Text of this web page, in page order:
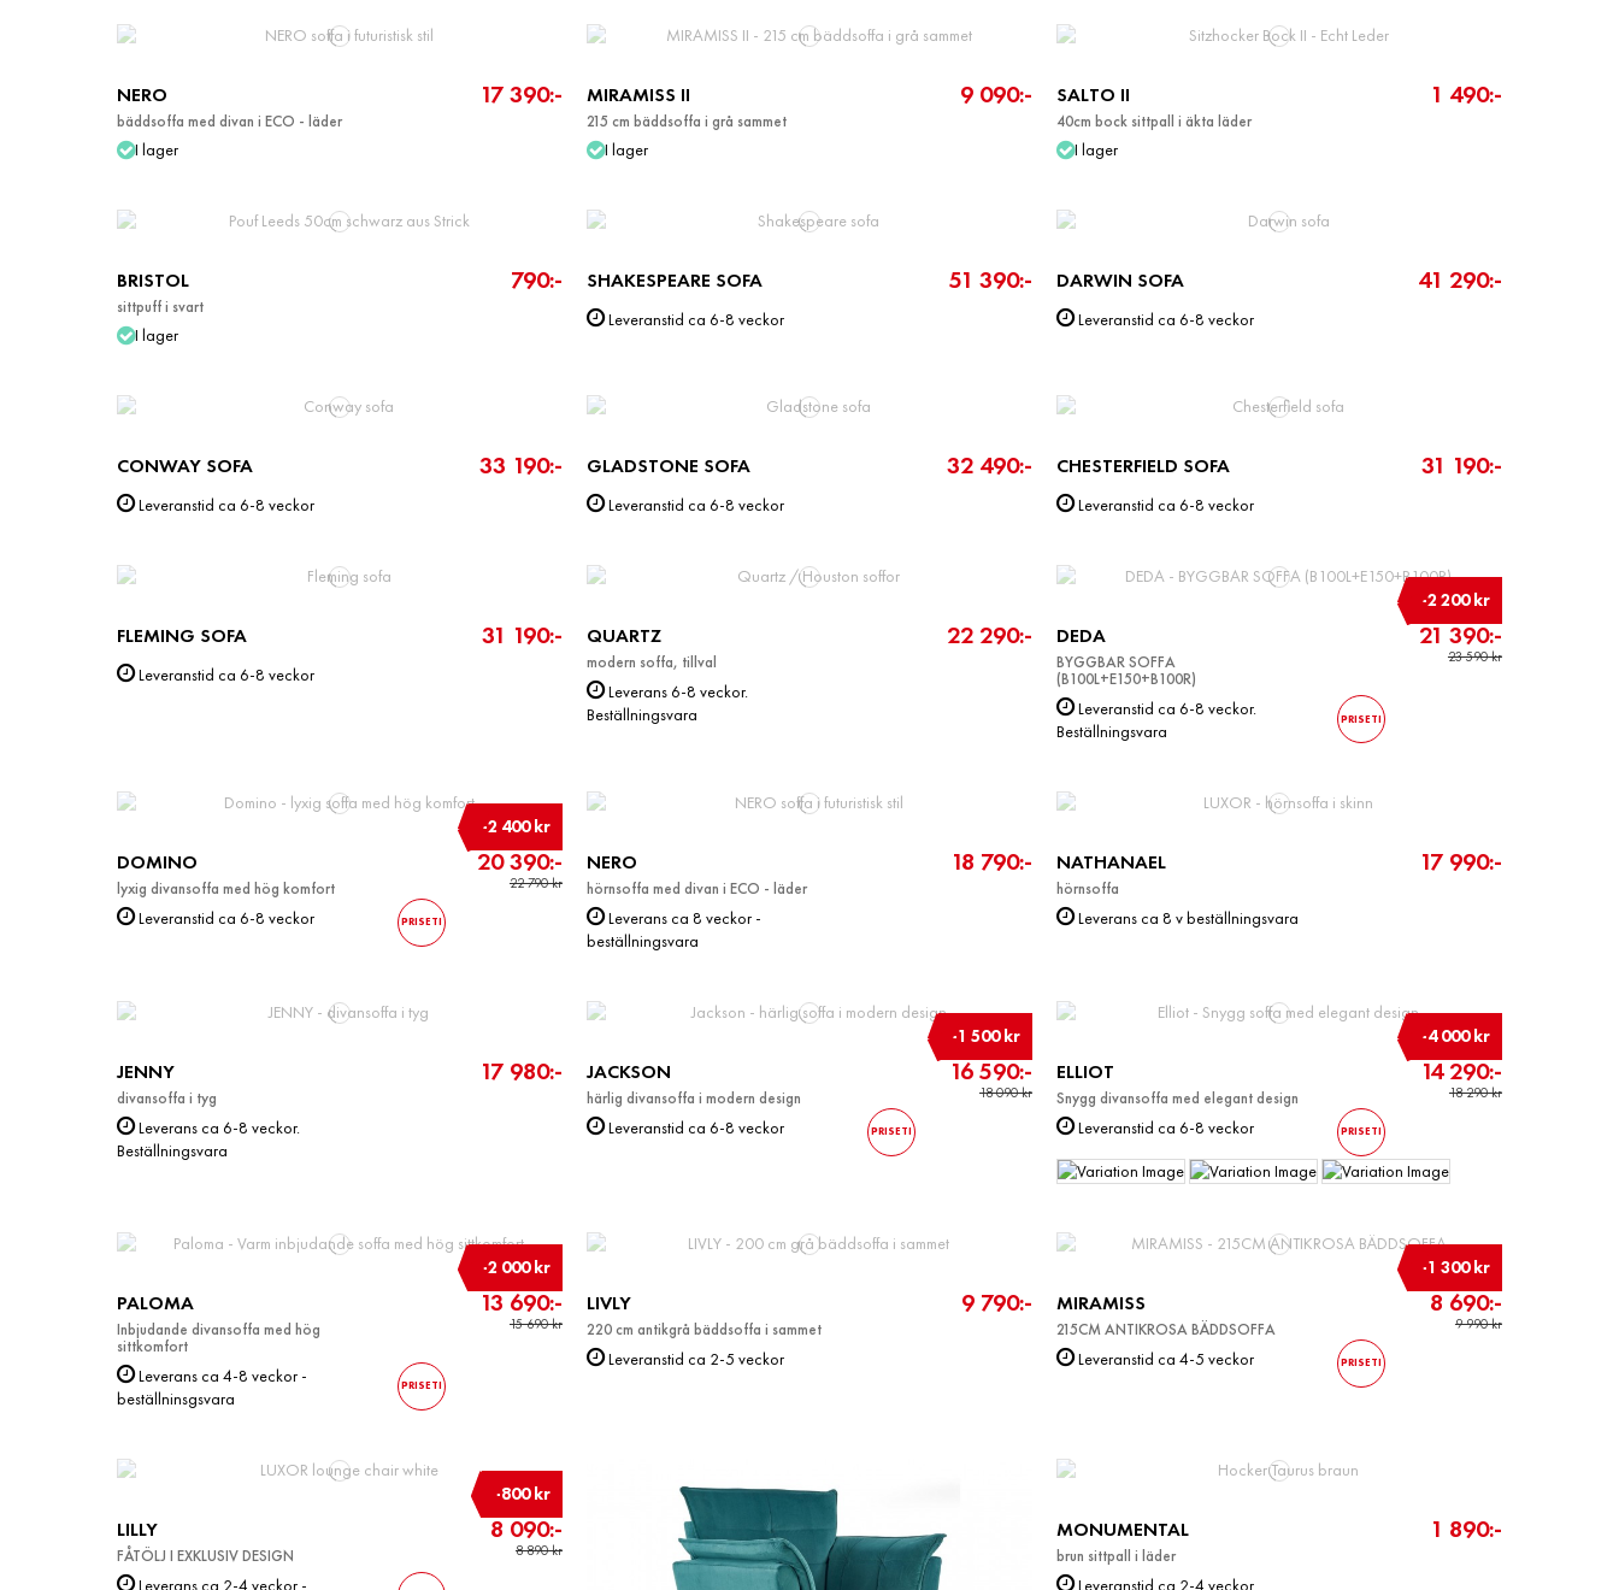
NERO
bäddsoffa med divan i ECO - läder
I lager
17 390:- MIRAMISS II
215 cm bäddsoffa i grå sammet
I lager
9 090:- SALTO II
40cm bock sittpall i äkta läder
I lager
1 490:-
BRISTOL
sittpuff i svart
I lager
790:- SHAKESPEARE SOFA
Leveranstid ca 6-8 veckor
51 390:- DARWIN SOFA
Leveranstid ca 6-8 veckor
41 290:-
CONWAY SOFA
Leveranstid ca 6-8 veckor
33 190:- GLADSTONE SOFA
Leveranstid ca 6-8 veckor
32 490:- CHESTERFIELD SOFA
Leveranstid ca 6-8 veckor
31 190:-
FLEMING SOFA
Leveranstid ca 6-8 veckor
31 190:- QUARTZ
modern soffa, tillval
Leverans 6-8 veckor.
Beställningsvara
22 290:-
-2 200 kr
DEDA
BYGGBAR SOFFA
(B100L+E150+B100R)
Leveranstid ca 6-8 veckor.
Beställningsvara
21 390:-
23 590 kr
PRISETI
-2 400 kr
DOMINO
lyxig divansoffa med hög komfort
Leveranstid ca 6-8 veckor
20 390:-
22 790 kr
PRISETI
NERO
hörnsoffa med divan i ECO - läder
Leverans ca 8 veckor -
beställningsvara
18 790:- NATHANAEL
hörnsoffa
Leverans ca 8 v beställningsvara
17 990:-
JENNY
divansoffa i tyg
Leverans ca 6-8 veckor.
Beställningsvara
17 980:-
-1 500 kr
JACKSON
härlig divansoffa i modern design
Leveranstid ca 6-8 veckor
16 590:-
18 090 kr
PRISETI
-4 000 kr
ELLIOT
Snygg divansoffa med elegant design
Leveranstid ca 6-8 veckor
14 290:-
18 290 kr
PRISETI
-2 000 kr
PALOMA
Inbjudande divansoffa med hög
sittkomfort
Leverans ca 4-8 veckor -
beställninsgsvara
13 690:-
15 690 kr
PRISETI
LIVLY
220 cm antikgrå bäddsoffa i sammet
Leveranstid ca 2-5 veckor
9 790:-
-1 300 kr
MIRAMISS
215CM ANTIKROSA BÄDDSOFFA
Leveranstid ca 4-5 veckor
8 690:-
9 990 kr
PRISETI
-800 kr
LILLY
FÅTÖLJ I EXKLUSIV DESIGN
Leverans ca 2-4 veckor -
8 090:-
8 890 kr
MONUMENTAL
brun sittpall i läder
Leveranstid ca 2-4 veckor
1 890:-